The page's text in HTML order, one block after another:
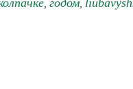
, годом,